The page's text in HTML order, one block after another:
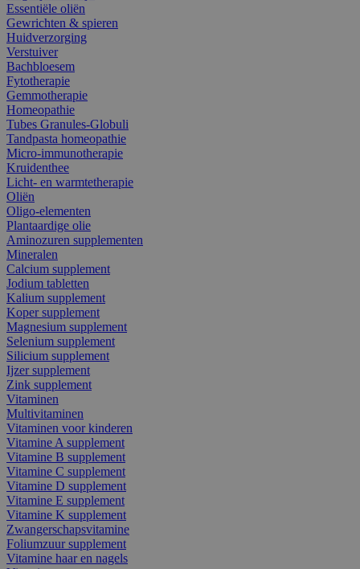
Essentiële oliën
Gewrichten & spieren
Huidverzorging
Verstuiver
Bachbloesem
Fytotherapie
Gemmotherapie
Homeopathie
Tubes Granules-Globuli
Tandpasta homeopathie
Micro-immunotherapie
Kruidenthee
Licht- en warmtetherapie
Oliën
Oligo-elementen
Plantaardige olie
Aminozuren supplementen
Mineralen
Calcium supplement
Jodium tabletten
Kalium supplement
Koper supplement
Magnesium supplement
Selenium supplement
Silicium supplement
Ijzer supplement
Zink supplement
Vitaminen
Multivitaminen
Vitaminen voor kinderen
Vitamine A supplement
Vitamine B supplement
Vitamine C supplement
Vitamine D supplement
Vitamine E supplement
Vitamine K supplement
Zwangerschapsvitamine
Foliumzuur supplement
Vitamine haar en nagels